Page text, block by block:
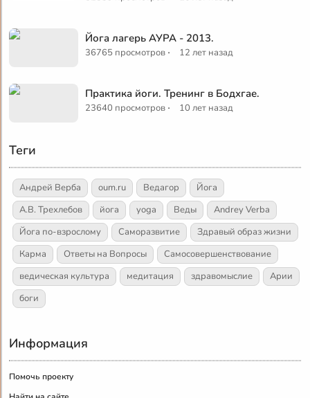
Йога лагерь АУРА - 2013.
36765 просмотров · 12 лет назад
Практика йоги. Тренинг в Бодхгае.
23640 просмотров · 10 лет назад
Теги
Андрей Верба oum.ru Ведагор
Йога
А.В. Трехлебов
йога yoga Веды
Andrey Verba
Йога по-взрослому
Саморазвитие
Здравый образ жизни
Карма
Ответы на Вопросы
Самосовершенствование
ведическая культура
медитация здравомыслие
Арии
боги
Информация
Помочь проекту